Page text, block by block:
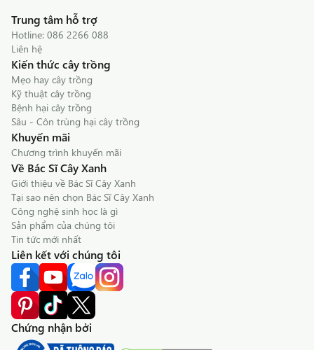
Trung tâm hỗ trợ
Hotline: 086 2266 088
Liên hệ
Kiến thức cây trồng
Mẹo hay cây trồng
Kỹ thuật cây trồng
Bệnh hại cây trồng
Sâu - Côn trùng hại cây trồng
Khuyến mãi
Chương trình khuyến mãi
Về Bác Sĩ Cây Xanh
Giới thiệu về Bác Sĩ Cây Xanh
Tại sao nên chọn Bác Sĩ Cây Xanh
Công nghệ sinh học là gì
Sản phẩm của chúng tôi
Tin tức mới nhất
Liên kết với chúng tôi
Chứng nhận bởi